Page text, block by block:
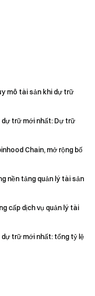
với sự quan tâm lớn
và thương hiệu nổi
mô tài sản khi dự trữ
trữ mới nhất: Dự trữ
Chain, mở rộng bố
nền tảng quản lý tài sản
cấp dịch vụ quản lý tài
trữ mới nhất: tổng tỷ lệ